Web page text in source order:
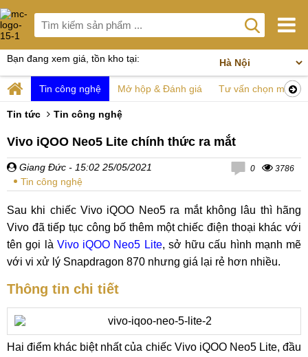
Bạn đang xem giá, tồn kho tại:
Tin công nghệ Mở hộp & Đánh giá Tư vấn chọn mua
Tin tức Tin công nghệ
Vivo iQOO Neo5 Lite chính thức ra mắt
Giang Đức - 15:02 25/05/2021
Tin công nghệ
0 3786
Sau khi chiếc Vivo iQOO Neo5 ra mắt không lâu thì hãng
Vivo đã tiếp tục công bố thêm một chiếc điện thoại khác với
tên gọi là Vivo iQOO Neo5 Lite, sở hữu cấu hình mạnh mẽ
với vi xử lý Snapdragon 870 nhưng giá lại rẻ hơn nhiều.
Thông tin chi tiết
Hai điểm khác biệt nhất của chiếc Vivo iQOO Neo5 Lite, đầu